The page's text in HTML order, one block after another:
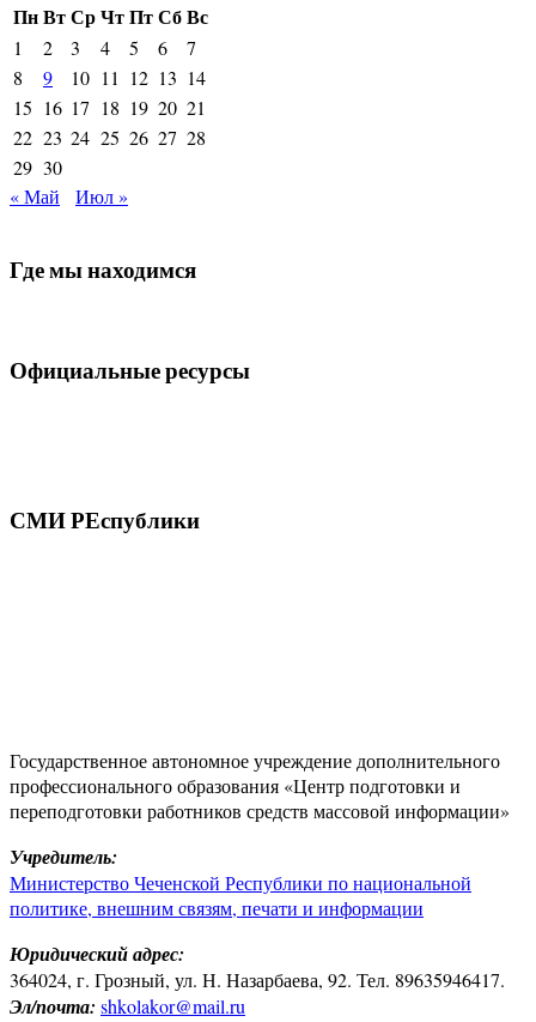
ПнВтСрЧтПтСбВс
1 2 3 4 5 6
7
8
9 10 11 12 13 14
15 16 17 18 19 20 21
22 23 24 25 26 27 28
29 30
« Май
Июл »
Где мы находимся
Официальные ресурсы
СМИ РЕспублики
Государственное автономное учреждение дополнительного
профессионального образования «Центр подготовки и
переподготовки работников средств массовой информации»
Учредитель:
Министерство Чеченской Республики по национальной
политике, внешним связям, печати и информации
Юридический адрес:
364024, г. Грозный, ул. Н. Назарбаева, 92. Тел. 89635946417.
Эл/почта: shkolakor@mail.ru